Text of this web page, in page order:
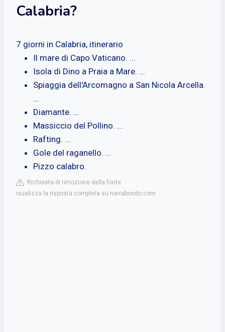
Calabria?
7 giorni in Calabria, itinerario
Il mare di Capo Vaticano. ...
Isola di Dino a Praia a Mare. ...
Spiaggia dell'Arcomagno a San Nicola Arcella.
...
Diamante. ...
Massiccio del Pollino. ...
Rafting. ...
Gole del raganello. ...
Pizzo calabro.
Richiesta di rimozione della fonte
isualizza la risposta completa su narrabondo.com